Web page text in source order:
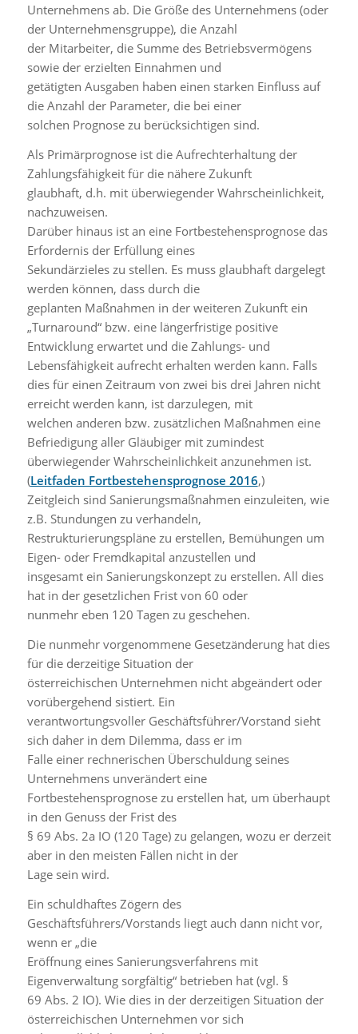
Unternehmens ab. Die Größe des Unternehmens (oder
der Unternehmensgruppe), die Anzahl
der Mitarbeiter, die Summe des Betriebsvermögens
sowie der erzielten Einnahmen und
getätigten Ausgaben haben einen starken Einfluss auf
die Anzahl der Parameter, die bei einer
solchen Prognose zu berücksichtigen sind.
Als Primärprognose ist die Aufrechterhaltung der
Zahlungsfähigkeit für die nähere Zukunft
glaubhaft, d.h. mit überwiegender Wahrscheinlichkeit,
nachzuweisen.
Darüber hinaus ist an eine Fortbestehensprognose das
Erfordernis der Erfüllung eines
Sekundärzieles zu stellen. Es muss glaubhaft dargelegt
werden können, dass durch die
geplanten Maßnahmen in der weiteren Zukunft ein
„Turnaround“ bzw. eine längerfristige positive
Entwicklung erwartet und die Zahlungs- und
Lebensfähigkeit aufrecht erhalten werden kann. Falls
dies für einen Zeitraum von zwei bis drei Jahren nicht
erreicht werden kann, ist darzulegen, mit
welchen anderen bzw. zusätzlichen Maßnahmen eine
Befriedigung aller Gläubiger mit zumindest
überwiegender Wahrscheinlichkeit anzunehmen ist.
(Leitfaden Fortbestehensprognose 2016,)
Zeitgleich sind Sanierungsmaßnahmen einzuleiten, wie
z.B. Stundungen zu verhandeln,
Restrukturierungspläne zu erstellen, Bemühungen um
Eigen- oder Fremdkapital anzustellen und
insgesamt ein Sanierungskonzept zu erstellen. All dies
hat in der gesetzlichen Frist von 60 oder
nunmehr eben 120 Tagen zu geschehen.
Die nunmehr vorgenommene Gesetzänderung hat dies
für die derzeitige Situation der
österreichischen Unternehmen nicht abgeändert oder
vorübergehend sistiert. Ein
verantwortungsvoller Geschäftsführer/Vorstand sieht
sich daher in dem Dilemma, dass er im
Falle einer rechnerischen Überschuldung seines
Unternehmens unverändert eine
Fortbestehensprognose zu erstellen hat, um überhaupt
in den Genuss der Frist des
§ 69 Abs. 2a IO (120 Tage) zu gelangen, wozu er derzeit
aber in den meisten Fällen nicht in der
Lage sein wird.
Ein schuldhaftes Zögern des
Geschäftsführers/Vorstands liegt auch dann nicht vor,
wenn er „die
Eröffnung eines Sanierungsverfahrens mit
Eigenverwaltung sorgfältig“ betrieben hat (vgl. §
69 Abs. 2 IO). Wie dies in der derzeitigen Situation der
österreichischen Unternehmen vor sich